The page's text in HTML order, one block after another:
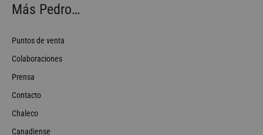
Más Pedro…
Puntos de venta
Colaboraciones
Prensa
Contacto
Chaleco
Canadiense